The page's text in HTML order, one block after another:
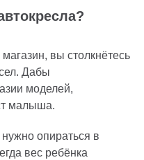
вы столкнётесь
Дабы
моделей,
малыша.
опираться в
вес ребёнка